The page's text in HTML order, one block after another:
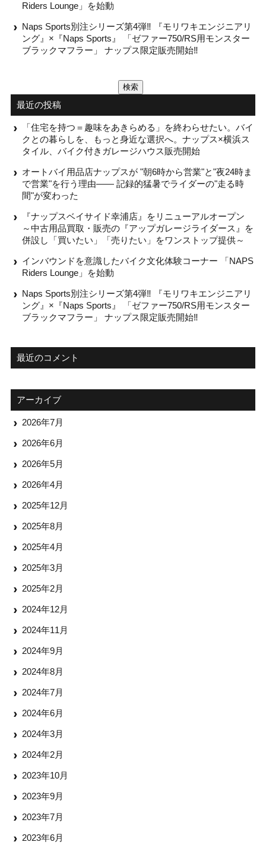
Riders Lounge」を始動
Naps Sports別注シリーズ第4弾‼ 『モリワキエンジニアリ
ング』×『Naps Sports』 「ゼファー750/RS用モンスター
ブラックマフラー」 ナップス限定販売開始‼
索:
最近の投稿
「住宅を持つ＝趣味をあきらめる」を終わらせたい。バイ
クとの暮らしを、もっと身近な選択へ。ナップス×横浜ス
タイル、バイク付きガレージハウス販売開始
オートバイ用品店ナップスが "朝6時から営業"と"夜24時ま
で営業"を行う理由—— 記録的猛暑でライダーの"走る時
間"が変わった
『ナップスベイサイド幸浦店』をリニューアルオープン
～中古用品買取・販売の『アップガレージライダース』を
併設し「買いたい」「売りたい」をワンストップ提供～
インバウンドを意識したバイク文化体験コーナー 「NAPS
Riders Lounge」を始動
Naps Sports別注シリーズ第4弾‼ 『モリワキエンジニアリ
ング』×『Naps Sports』 「ゼファー750/RS用モンスター
ブラックマフラー」 ナップス限定販売開始‼
最近のコメント
アーカイブ
2026年7月
2026年6月
2026年5月
2026年4月
2025年12月
2025年8月
2025年4月
2025年3月
2025年2月
2024年12月
2024年11月
2024年9月
2024年8月
2024年7月
2024年6月
2024年3月
2024年2月
2023年10月
2023年9月
2023年7月
2023年6月